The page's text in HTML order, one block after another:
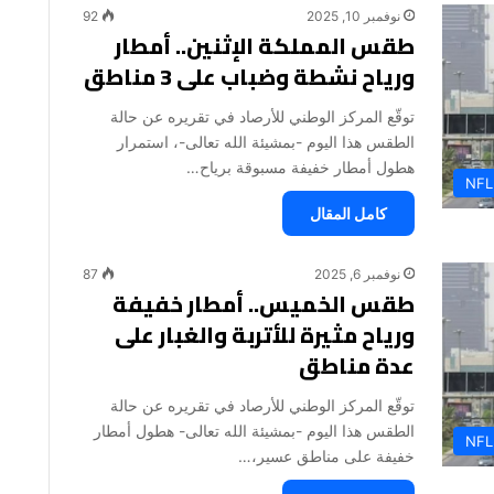
NFL
نوفمبر 10, 2025 92
طقس المملكة الإثنين.. أمطار
ورياح نشطة وضباب على 3 مناطق
توقّع المركز الوطني للأرصاد في تقريره عن حالة
الطقس هذا اليوم -بمشيئة الله تعالى-، استمرار
هطول أمطار خفيفة مسبوقة برياح…
كامل المقال
NFL
نوفمبر 6, 2025 87
طقس الخميس.. أمطار خفيفة
ورياح مثيرة للأتربة والغبار على
عدة مناطق
توقّع المركز الوطني للأرصاد في تقريره عن حالة
الطقس هذا اليوم -بمشيئة الله تعالى- هطول أمطار
خفيفة على مناطق عسير،…